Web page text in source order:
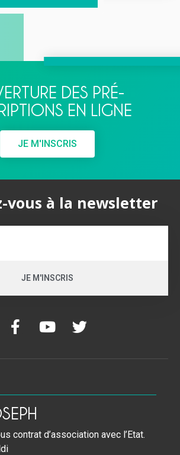
DES PRÉ-
EN LIGNE
JE M'INSCRIS
vous à la newsletter
JE M'INSCRIS
contrat d’association avec l’Etat.